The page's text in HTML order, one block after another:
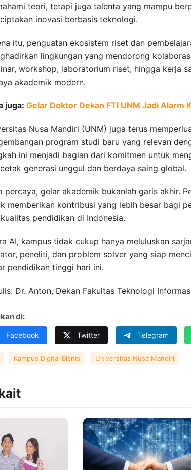
teori, tetapi juga talenta yang mampu
inovasi berbasis teknologi.
itu, penguatan ekosistem riset dan
lingkungan yang mendorong
workshop, laboratorium riset, hingga kerja
akademik modern.
juga: Gelar Doktor Dekan FTI UNM Jadi Alarm
Nusa Mandiri (UNM) juga terus
program studi baru yang relevan
ini menjadi bagian dari komitmen untuk
generasi unggul dan berdaya saing global.
percaya, gelar akademik bukanlah garis akhir.
memberikan kontribusi yang lebih besar bagi
pendidikan di Indonesia.
AI, kampus tidak cukup hanya meluluskan
peneliti, dan problem solver yang siap
pendidikan tinggi hari ini.
Dr. Anton, Dekan Fakultas Teknologi
di:
Facebook Twitter Telegram
Kampus Digital Bisnis Universitas Nusa Mandiri